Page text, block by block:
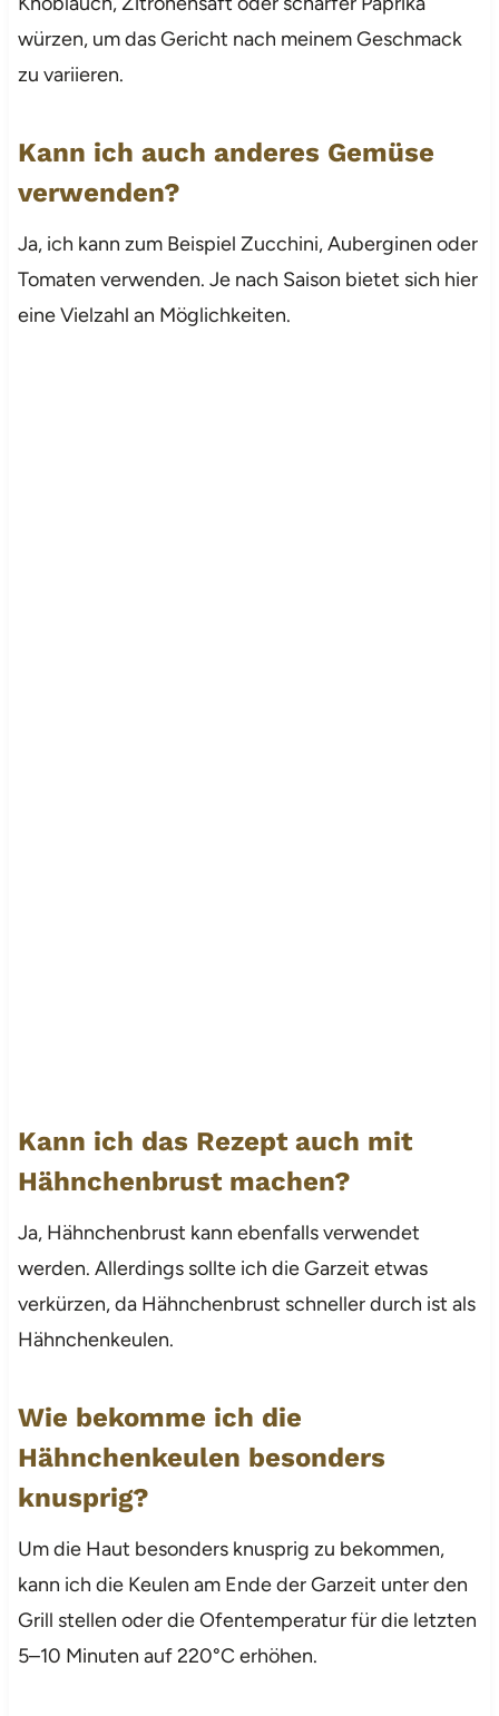
würzen, um das Gericht nach meinem Geschmack
zu variieren.
Kann ich auch anderes Gemüse
verwenden?
Ja, ich kann zum Beispiel Zucchini, Auberginen oder
Tomaten verwenden. Je nach Saison bietet sich hier
eine Vielzahl an Möglichkeiten.
Kann ich das Rezept auch mit
Hähnchenbrust machen?
Ja, Hähnchenbrust kann ebenfalls verwendet
werden. Allerdings sollte ich die Garzeit etwas
verkürzen, da Hähnchenbrust schneller durch ist als
Hähnchenkeulen.
Wie bekomme ich die
Hähnchenkeulen besonders
knusprig?
Um die Haut besonders knusprig zu bekommen,
kann ich die Keulen am Ende der Garzeit unter den
Grill stellen oder die Ofentemperatur für die letzten
5–10 Minuten auf 220°C erhöhen.